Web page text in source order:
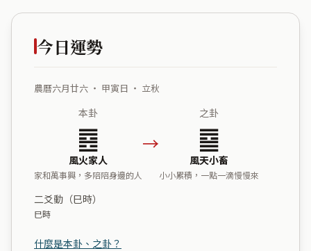
今日運勢
農曆六月廿六 ・ 甲寅日 ・ 立秋
本卦
䷤
風火家人
家和萬事興，多陪陪身邊的人
→
之卦
䷈
風天小畜
小小累積，一點一滴慢慢來
二爻動（巳時）
巳時
什麼是本卦、之卦？